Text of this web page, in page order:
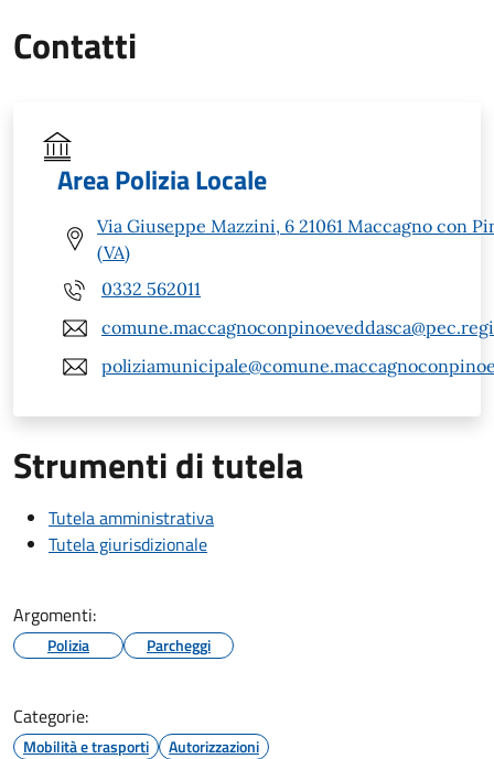
Contatti
Area Polizia Locale
Via Giuseppe Mazzini, 6 21061 Maccagno con
(VA)
0332 562011
Strumenti di tutela
Tutela amministrativa
Tutela giurisdizionale
Argomenti:
Polizia Parcheggi
Categorie:
Mobilità e trasporti
Autorizzazioni